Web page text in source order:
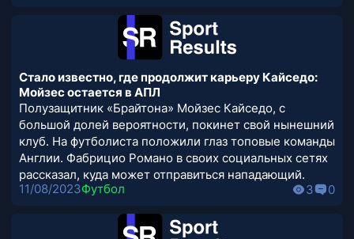
Стало известно, где продолжит карьеру Кайседо:
Мойзес остается в АПЛ
Полузащитник «Брайтона» Мойзес Кайседо, с
большой долей вероятности, покинет свой нынешний
клуб. На футболиста положили глаз топовые команды
Англии. Фабрицио Романо в своих социальных сетях
рассказал, куда может отправиться нападающий.
11/08/2023Футбол 3 0